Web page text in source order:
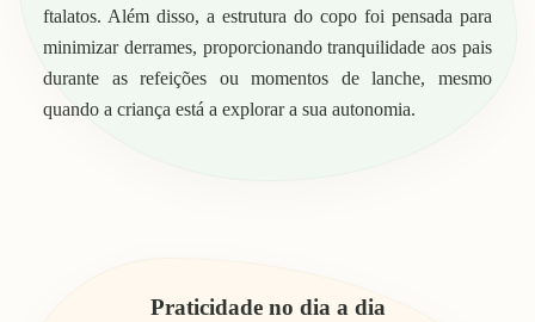
ftalatos. Além disso, a estrutura do copo foi pensada para
minimizar derrames, proporcionando tranquilidade aos pais
durante as refeições ou momentos de lanche, mesmo
quando a criança está a explorar a sua autonomia.
Praticidade no dia a dia